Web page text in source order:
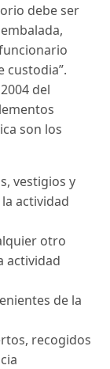
debe ser
custodia”.
del
son los
vestigios y
actividad
otro
actividad
de la
recogidos